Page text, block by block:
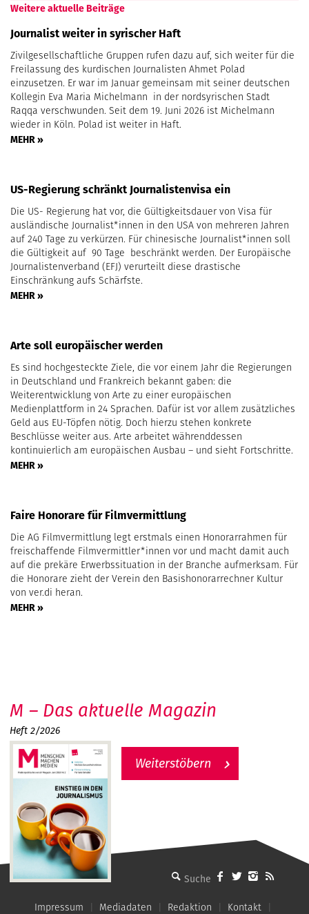
Weitere aktuelle Beiträge
Journalist weiter in syrischer Haft
Zivilgesellschaftliche Gruppen rufen dazu auf, sich weiter für die
Freilassung des kurdischen Journalisten Ahmet Polad
einzusetzen. Er war im Januar gemeinsam mit seiner deutschen
Kollegin Eva Maria Michelmann in der nordsyrischen Stadt
Raqqa verschwunden. Seit dem 19. Juni 2026 ist Michelmann
wieder in Köln. Polad ist weiter in Haft.
MEHR »
US-Regierung schränkt Journalistenvisa ein
Die US- Regierung hat vor, die Gültigkeitsdauer von Visa für
ausländische Journalist*innen in den USA von mehreren Jahren
auf 240 Tage zu verkürzen. Für chinesische Journalist*innen soll
die Gültigkeit auf 90 Tage beschränkt werden. Der Europäische
Journalistenverband (EFJ) verurteilt diese drastische
Einschränkung aufs Schärfste.
MEHR »
Arte soll europäischer werden
Es sind hochgesteckte Ziele, die vor einem Jahr die Regierungen
in Deutschland und Frankreich bekannt gaben: die
Weiterentwicklung von Arte zu einer europäischen
Medienplattform in 24 Sprachen. Dafür ist vor allem zusätzliches
Geld aus EU-Töpfen nötig. Doch hierzu stehen konkrete
Beschlüsse weiter aus. Arte arbeitet währenddessen
kontinuierlich am europäischen Ausbau – und sieht Fortschritte.
MEHR »
Faire Honorare für Filmvermittlung
Die AG Filmvermittlung legt erstmals einen Honorarrahmen für
freischaffende Filmvermittler*innen vor und macht damit auch
auf die prekäre Erwerbssituation in der Branche aufmerksam. Für
die Honorare zieht der Verein den Basishonorarrechner Kultur
von ver.di heran.
MEHR »
MMM - Menschen machen Medien
M – Das aktuelle Magazin
Heft 2/2026
Weiterstöbern
Impressum Mediadaten Redaktion Kontakt